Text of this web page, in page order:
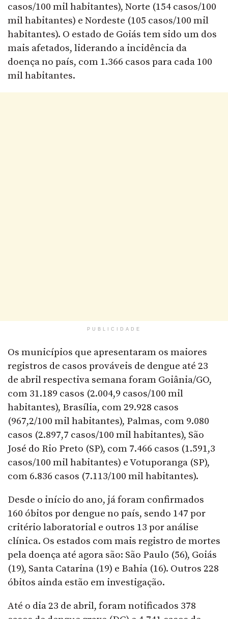
casos/100 mil habitantes), Norte (154 casos/100
mil habitantes) e Nordeste (105 casos/100 mil
habitantes). O estado de Goiás tem sido um dos
mais afetados, liderando a incidência da
doença no país, com 1.366 casos para cada 100
mil habitantes.
PUBLICIDADE
Os municípios que apresentaram os maiores
registros de casos prováveis de dengue até 23
de abril respectiva semana foram Goiânia/GO,
com 31.189 casos (2.004,9 casos/100 mil
habitantes), Brasília, com 29.928 casos
(967,2/100 mil habitantes), Palmas, com 9.080
casos (2.897,7 casos/100 mil habitantes), São
José do Rio Preto (SP), com 7.466 casos (1.591,3
casos/100 mil habitantes) e Votuporanga (SP),
com 6.836 casos (7.113/100 mil habitantes).
Desde o início do ano, já foram confirmados
160 óbitos por dengue no país, sendo 147 por
critério laboratorial e outros 13 por análise
clínica. Os estados com mais registro de mortes
pela doença até agora são: São Paulo (56), Goiás
(19), Santa Catarina (19) e Bahia (16). Outros 228
óbitos ainda estão em investigação.
Até o dia 23 de abril, foram notificados 378